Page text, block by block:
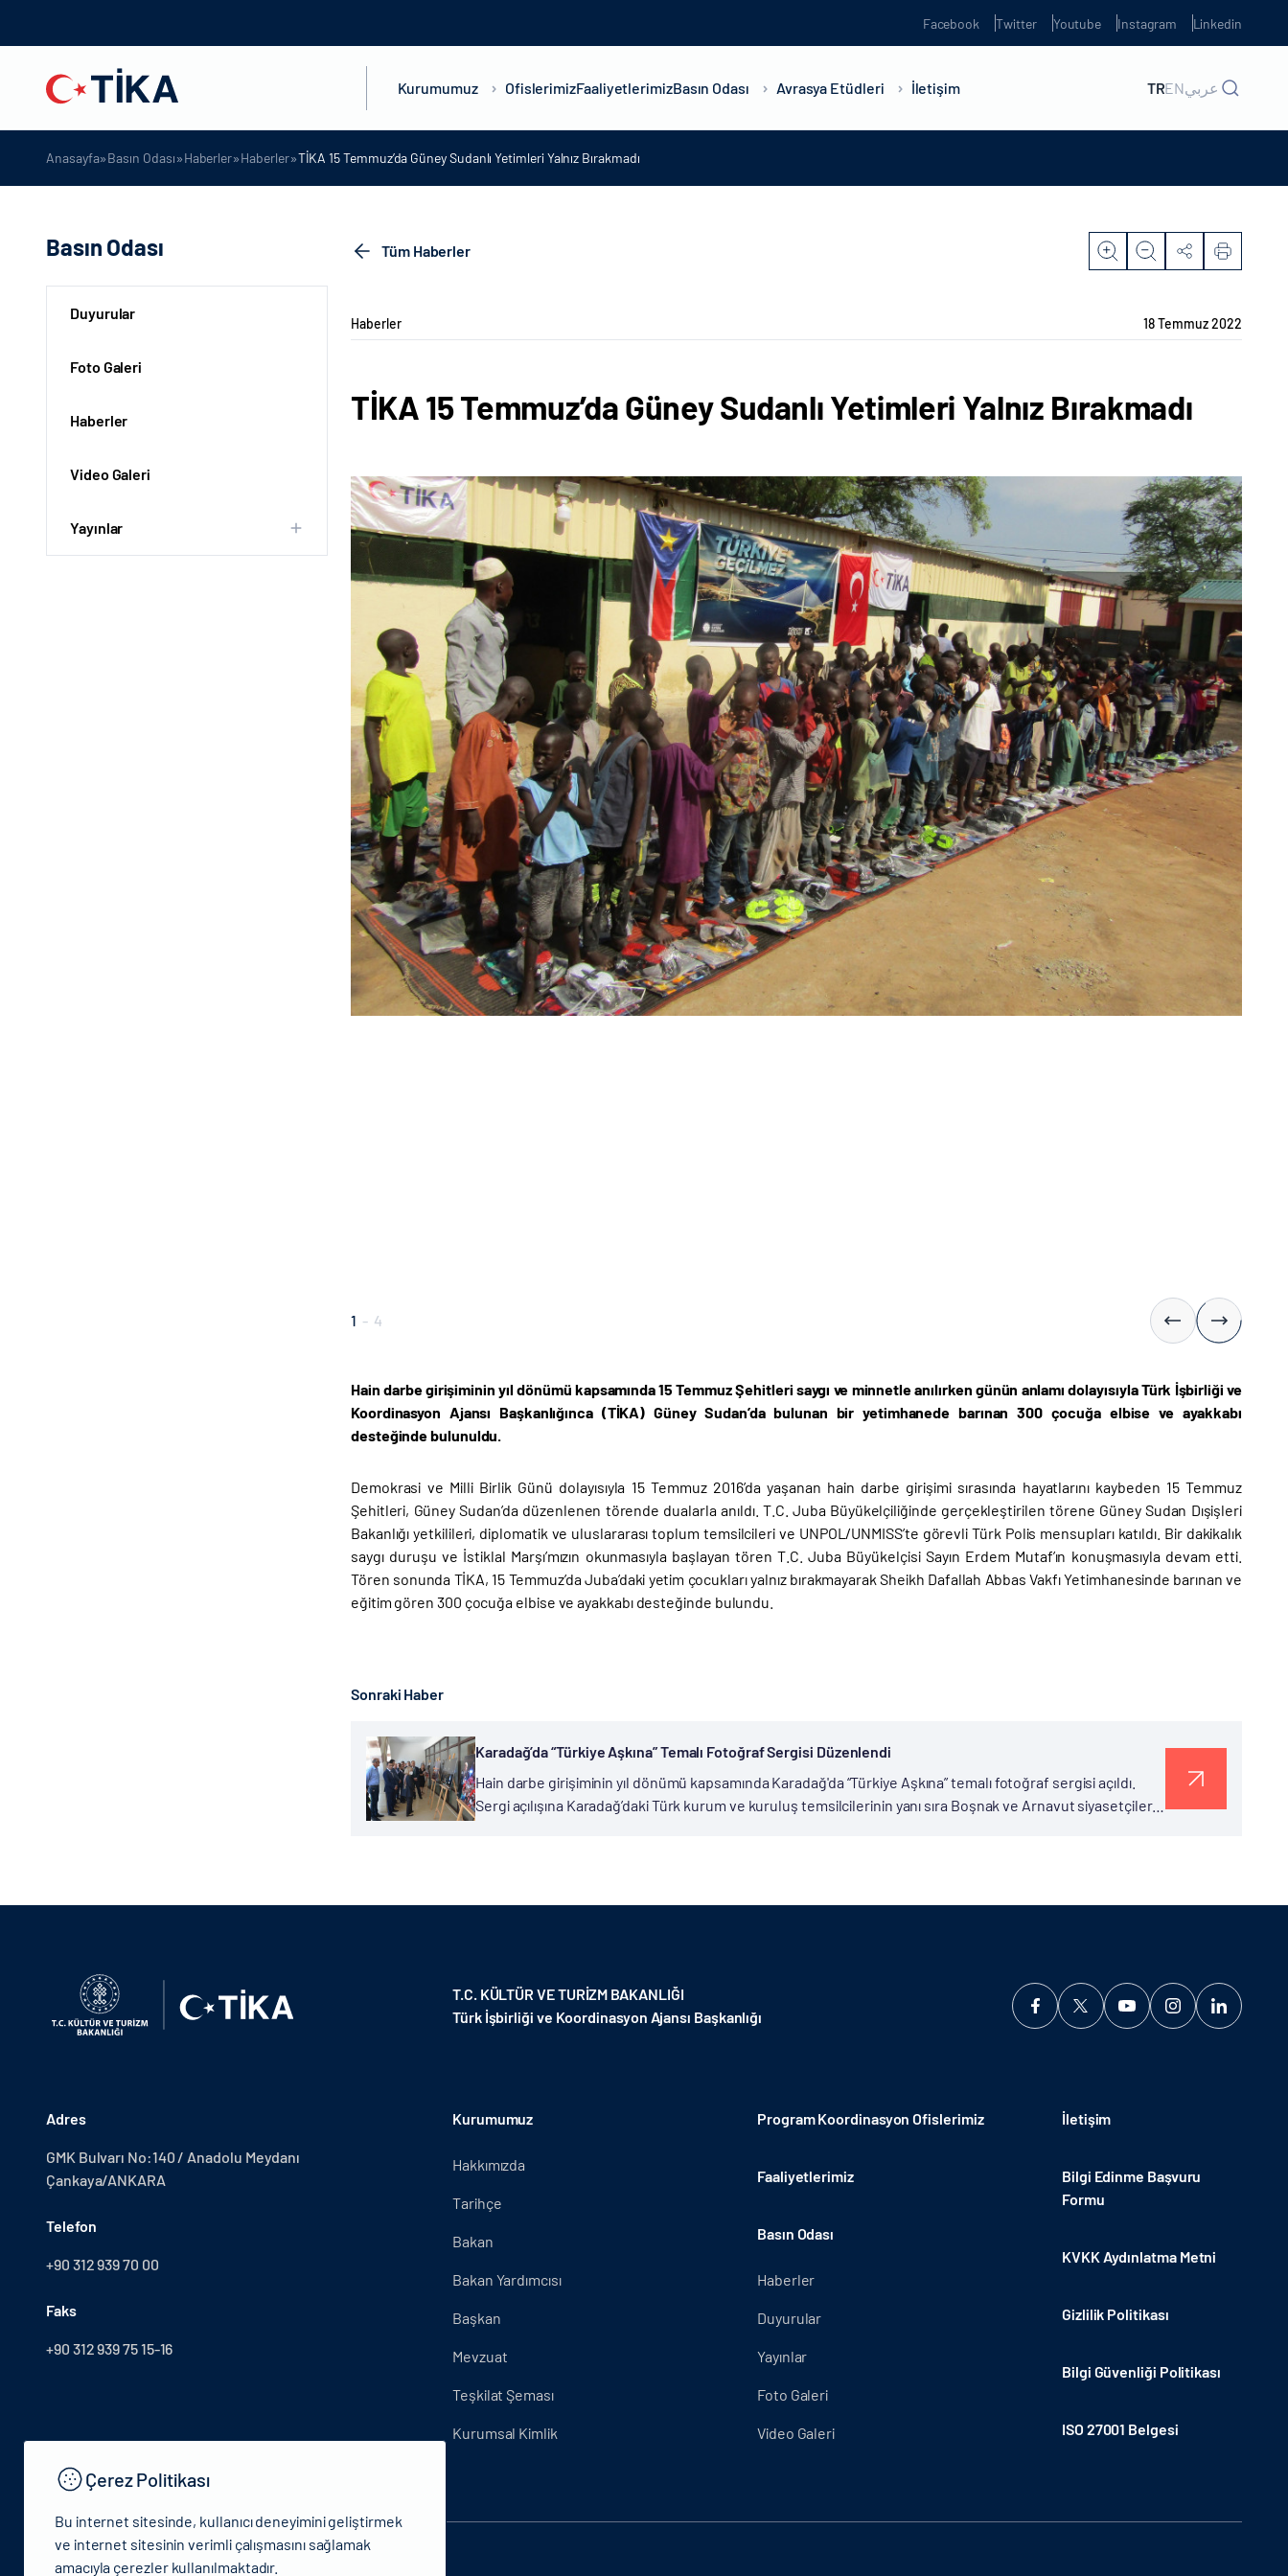
Facebook Twitter Youtube Instagram Linkedin
Kurumumuz OfislerimizFaaliyetlerimizBasın Odası Avrasya Etüdleri İletişim TRENعربي
Anasayfa»Basın Odası»Haberler»Haberler»TİKA 15 Temmuz’da Güney Sudanlı Yetimleri Yalnız Bırakmadı
Basın Odası
Duyurular
Foto Galeri
Haberler
Video Galeri
Yayınlar
Tüm Haberler
Haberler 18 Temmuz 2022
TİKA 15 Temmuz’da Güney Sudanlı Yetimleri Yalnız Bırakmadı
1 - 4
Hain darbe girişiminin yıl dönümü kapsamında 15 Temmuz Şehitleri saygı ve minnetle anılırken günün anlamı dolayısıyla Türk İşbirliği ve
Koordinasyon Ajansı Başkanlığınca (TİKA) Güney Sudan’da bulunan bir yetimhanede barınan 300 çocuğa elbise ve ayakkabı
desteğinde bulunuldu.
Demokrasi ve Milli Birlik Günü dolayısıyla 15 Temmuz 2016’da yaşanan hain darbe girişimi sırasında hayatlarını kaybeden 15 Temmuz
Şehitleri, Güney Sudan’da düzenlenen törende dualarla anıldı. T.C. Juba Büyükelçiliğinde gerçekleştirilen törene Güney Sudan Dışişleri
Bakanlığı yetkilileri, diplomatik ve uluslararası toplum temsilcileri ve UNPOL/UNMISS’te görevli Türk Polis mensupları katıldı. Bir dakikalık
saygı duruşu ve İstiklal Marşı’mızın okunmasıyla başlayan tören T.C. Juba Büyükelçisi Sayın Erdem Mutaf’ın konuşmasıyla devam etti.
Tören sonunda TİKA, 15 Temmuz’da Juba’daki yetim çocukları yalnız bırakmayarak Sheikh Dafallah Abbas Vakfı Yetimhanesinde barınan ve
eğitim gören 300 çocuğa elbise ve ayakkabı desteğinde bulundu.
Sonraki Haber
Karadağ’da “Türkiye Aşkına” Temalı Fotoğraf Sergisi Düzenlendi
Hain darbe girişiminin yıl dönümü kapsamında Karadağ'da “Türkiye Aşkına” temalı fotoğraf sergisi açıldı.
Sergi açılışına Karadağ’daki Türk kurum ve kuruluş temsilcilerinin yanı sıra Boşnak ve Arnavut siyasetçilerin
T.C. KÜLTÜR VE TURİZM BAKANLIĞI
Türk İşbirliği ve Koordinasyon Ajansı Başkanlığı
Adres
GMK Bulvarı No:140 / Anadolu Meydanı
Çankaya/ANKARA
Telefon
+90 312 939 70 00
Faks
+90 312 939 75 15-16
Kurumumuz
Hakkımızda
Tarihçe
Bakan
Bakan Yardımcısı
Başkan
Mevzuat
Teşkilat Şeması
Kurumsal Kimlik
Program Koordinasyon Ofislerimiz
Faaliyetlerimiz
Basın Odası
Haberler
Duyurular
Yayınlar
Foto Galeri
Video Galeri
İletişim
Bilgi Edinme Başvuru
Formu
KVKK Aydınlatma Metni
Gizlilik Politikası
Bilgi Güvenliği Politikası
ISO 27001 Belgesi
Çerez Politikası
Bu internet sitesinde, kullanıcı deneyimini geliştirmek
ve internet sitesinin verimli çalışmasını sağlamak
amacıyla çerezler kullanılmaktadır.